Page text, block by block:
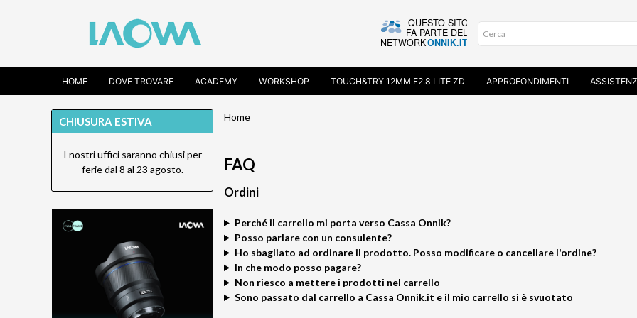
HOME DOVE TROVARE ACADEMY WORKSHOP TOUCH&TRY 12MM F2.8 LITE ZD APPROFONDIMENTI
Home
FAQ
Ordini
Perché il carrello mi porta verso Cassa Onnik?
Posso parlare con un consulente?
Ho sbagliato ad ordinare il prodotto. Posso modificare o cancellare l'ordine?
In che modo posso pagare?
Non riesco a mettere i prodotti nel carrello
Sono passato dal carrello a Cassa Onnik.it e il mio carrello si è svuotato
CHIUSURA ESTIVA
I nostri uffici saranno chiusi per
ferie dal 8 al 23 agosto.